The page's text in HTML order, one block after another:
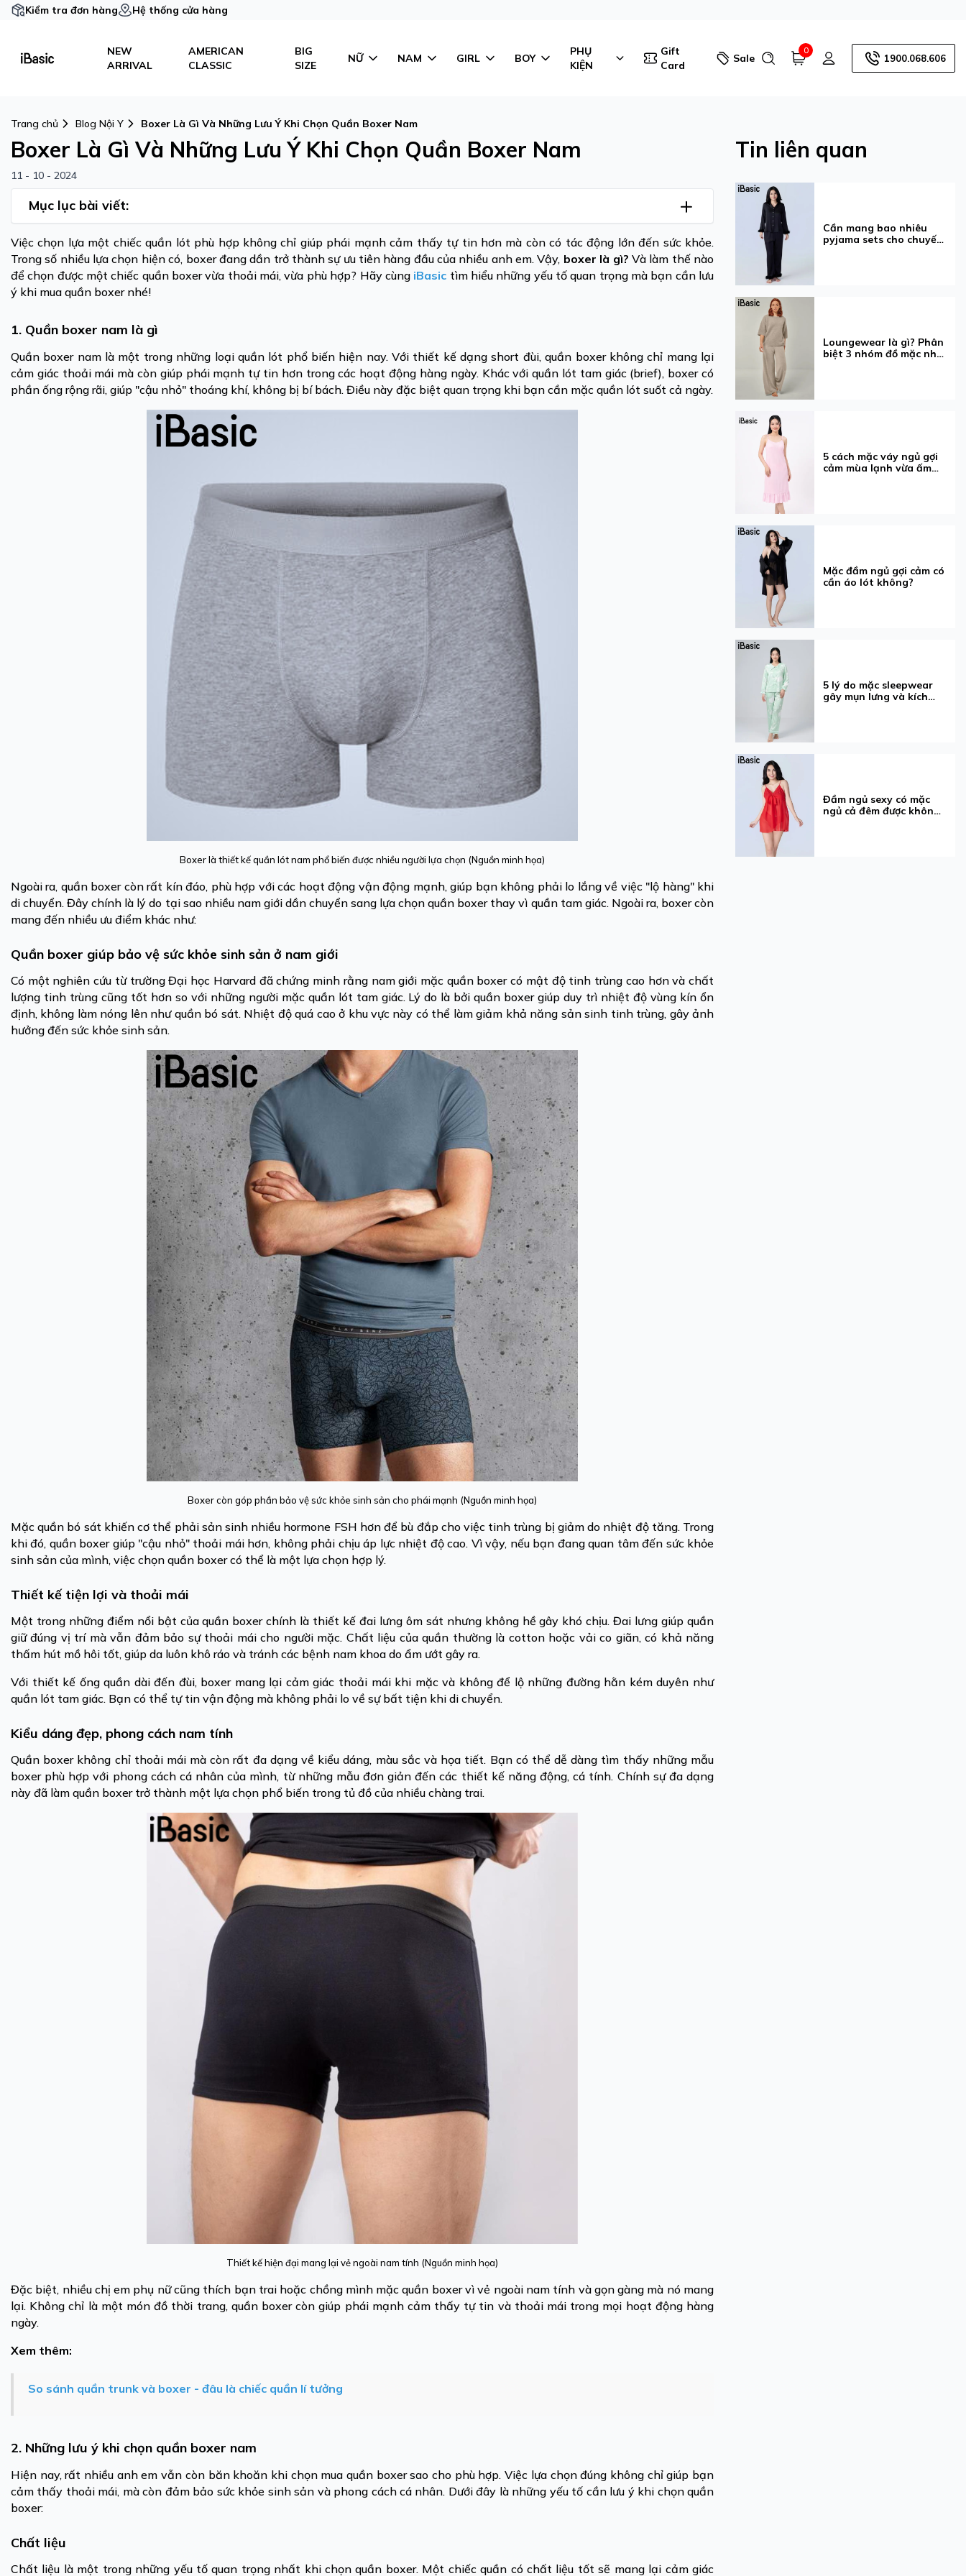
Kiểm tra đơn hàng Hệ thống cửa hàng
NEW
ARRIVAL
AMERICAN
CLASSIC
BIG
SIZE
NỮ NAM GIRL BOY
PHỤ
KIỆN
Gift
Card
Sale
0
1900.068.606
Trang chủ Blog Nội Y Boxer Là Gì Và Những Lưu Ý Khi Chọn Quần Boxer Nam
Boxer Là Gì Và Những Lưu Ý Khi Chọn Quần Boxer Nam
11 - 10 - 2024
Mục lục bài viết:
Việc chọn lựa một chiếc quần lót phù hợp không chỉ giúp phái mạnh cảm thấy tự tin hơn mà còn có tác động lớn đến sức khỏe.
Trong số nhiều lựa chọn hiện có, boxer đang dần trở thành sự ưu tiên hàng đầu của nhiều anh em. Vậy, boxer là gì? Và làm thế nào
để chọn được một chiếc quần boxer vừa thoải mái, vừa phù hợp? Hãy cùng iBasic tìm hiểu những yếu tố quan trọng mà bạn cần lưu
ý khi mua quần boxer nhé!
1. Quần boxer nam là gì
Quần boxer nam là một trong những loại quần lót phổ biến hiện nay. Với thiết kế dạng short đùi, quần boxer không chỉ mang lại
cảm giác thoải mái mà còn giúp phái mạnh tự tin hơn trong các hoạt động hàng ngày. Khác với quần lót tam giác (brief), boxer có
phần ống rộng rãi, giúp "cậu nhỏ" thoáng khí, không bị bí bách. Điều này đặc biệt quan trọng khi bạn cần mặc quần lót suốt cả ngày.
Boxer là thiết kế quần lót nam phổ biến được nhiều người lựa chọn (Nguồn minh họa)
Ngoài ra, quần boxer còn rất kín đáo, phù hợp với các hoạt động vận động mạnh, giúp bạn không phải lo lắng về việc "lộ hàng" khi
di chuyển. Đây chính là lý do tại sao nhiều nam giới dần chuyển sang lựa chọn quần boxer thay vì quần tam giác. Ngoài ra, boxer còn
mang đến nhiều ưu điểm khác như:
Quần boxer giúp bảo vệ sức khỏe sinh sản ở nam giới
Có một nghiên cứu từ trường Đại học Harvard đã chứng minh rằng nam giới mặc quần boxer có mật độ tinh trùng cao hơn và chất
lượng tinh trùng cũng tốt hơn so với những người mặc quần lót tam giác. Lý do là bởi quần boxer giúp duy trì nhiệt độ vùng kín ổn
định, không làm nóng lên như quần bó sát. Nhiệt độ quá cao ở khu vực này có thể làm giảm khả năng sản sinh tinh trùng, gây ảnh
hưởng đến sức khỏe sinh sản.
Boxer còn góp phần bảo vệ sức khỏe sinh sản cho phái mạnh (Nguồn minh họa)
Mặc quần bó sát khiến cơ thể phải sản sinh nhiều hormone FSH hơn để bù đắp cho việc tinh trùng bị giảm do nhiệt độ tăng. Trong
khi đó, quần boxer giúp "cậu nhỏ" thoải mái hơn, không phải chịu áp lực nhiệt độ cao. Vì vậy, nếu bạn đang quan tâm đến sức khỏe
sinh sản của mình, việc chọn quần boxer có thể là một lựa chọn hợp lý.
Thiết kế tiện lợi và thoải mái
Một trong những điểm nổi bật của quần boxer chính là thiết kế đai lưng ôm sát nhưng không hề gây khó chịu. Đai lưng giúp quần
giữ đúng vị trí mà vẫn đảm bảo sự thoải mái cho người mặc. Chất liệu của quần thường là cotton hoặc vải co giãn, có khả năng
thấm hút mồ hôi tốt, giúp da luôn khô ráo và tránh các bệnh nam khoa do ẩm ướt gây ra.
Với thiết kế ống quần dài đến đùi, boxer mang lại cảm giác thoải mái khi mặc và không để lộ những đường hằn kém duyên như
quần lót tam giác. Bạn có thể tự tin vận động mà không phải lo về sự bất tiện khi di chuyển.
Kiểu dáng đẹp, phong cách nam tính
Quần boxer không chỉ thoải mái mà còn rất đa dạng về kiểu dáng, màu sắc và họa tiết. Bạn có thể dễ dàng tìm thấy những mẫu
boxer phù hợp với phong cách cá nhân của mình, từ những mẫu đơn giản đến các thiết kế năng động, cá tính. Chính sự đa dạng
này đã làm quần boxer trở thành một lựa chọn phổ biến trong tủ đồ của nhiều chàng trai.
Thiết kế hiện đại mang lại vẻ ngoài nam tính (Nguồn minh họa)
Đặc biệt, nhiều chị em phụ nữ cũng thích bạn trai hoặc chồng mình mặc quần boxer vì vẻ ngoài nam tính và gọn gàng mà nó mang
lại. Không chỉ là một món đồ thời trang, quần boxer còn giúp phái mạnh cảm thấy tự tin và thoải mái trong mọi hoạt động hàng
ngày.
Xem thêm:
So sánh quần trunk và boxer - đâu là chiếc quần lí tưởng
2. Những lưu ý khi chọn quần boxer nam
Hiện nay, rất nhiều anh em vẫn còn băn khoăn khi chọn mua quần boxer sao cho phù hợp. Việc lựa chọn đúng không chỉ giúp bạn
cảm thấy thoải mái, mà còn đảm bảo sức khỏe sinh sản và phong cách cá nhân. Dưới đây là những yếu tố cần lưu ý khi chọn quần
boxer:
Chất liệu
Chất liệu là một trong những yếu tố quan trọng nhất khi chọn quần boxer. Một chiếc quần có chất liệu tốt sẽ mang lại cảm giác
Tin liên quan
Cần mang bao nhiêu
pyjama sets cho chuyến
Loungewear là gì? Phân
biệt 3 nhóm đồ mặc nhà
5 cách mặc váy ngủ gợi
cảm mùa lạnh vừa ấm
Mặc đầm ngủ gợi cảm có
cần áo lót không?
5 lý do mặc sleepwear
gây mụn lưng và kích
Đầm ngủ sexy có mặc
ngủ cả đêm được không?